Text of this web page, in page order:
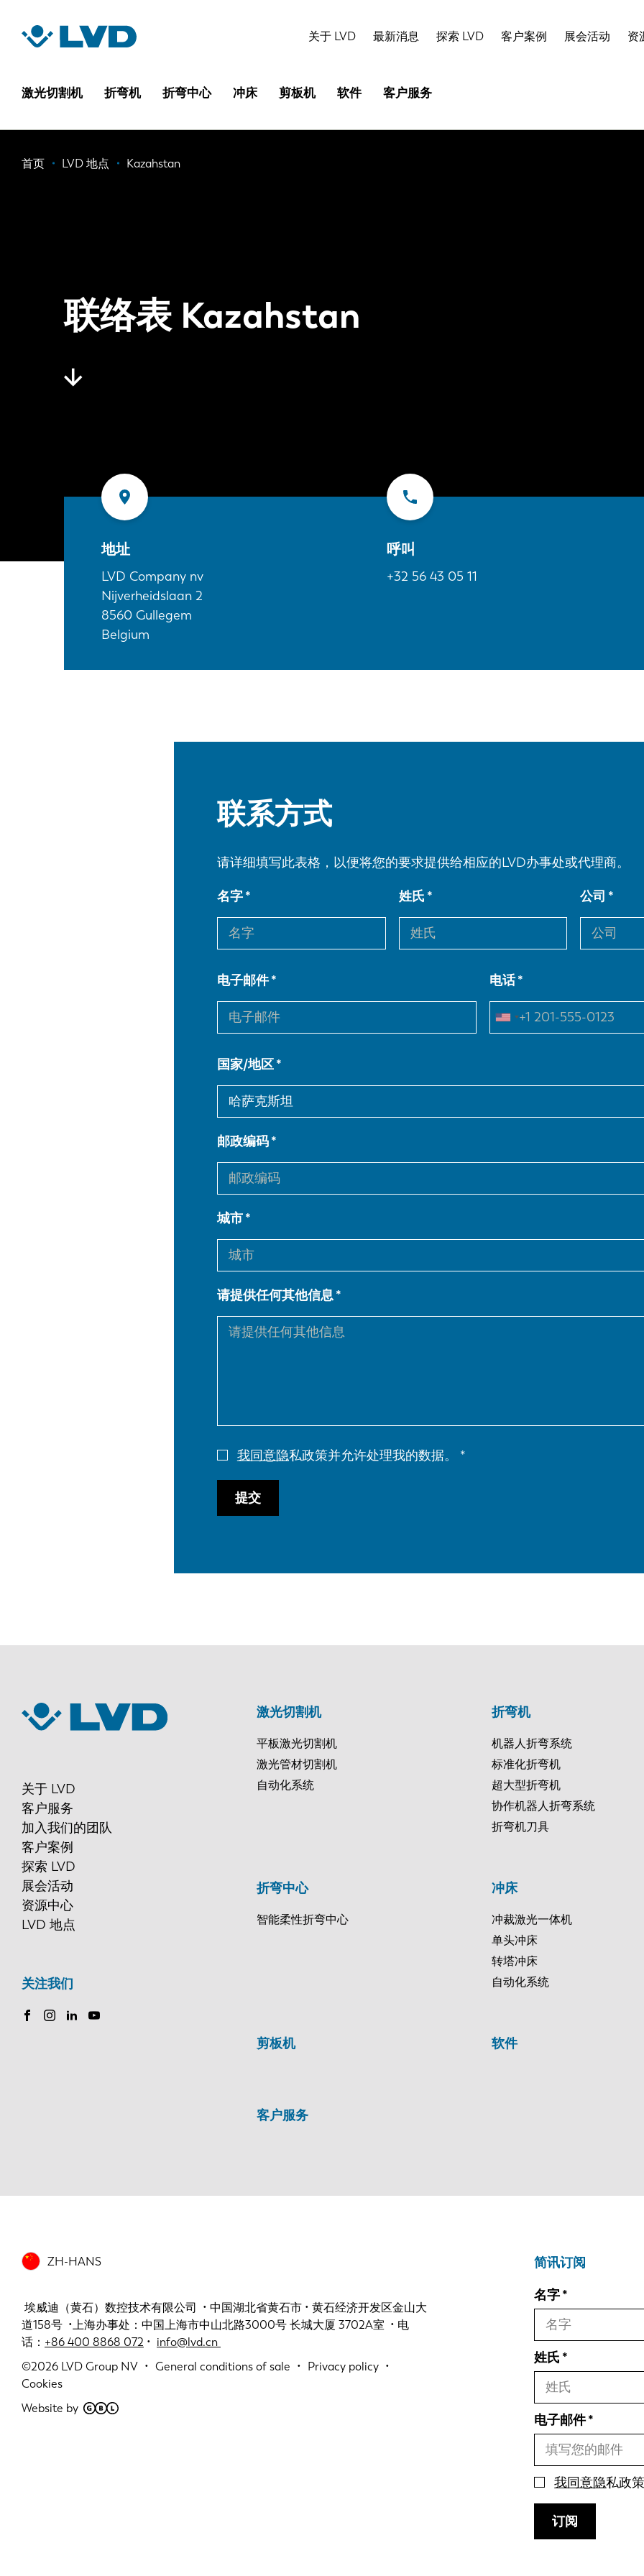
容
关于 LVD 最新消息 探索 LVD 客户案例 展会活动 资
激光切割机 折弯机 折弯中心 冲床 剪板机 软件 客户服务
面
首页 LVD 地点 Kazahstan
联络表 Kazahstan
地址
LVD Company nv
Nijverheidslaan 2
8560 Gullegem
Belgium
呼叫
+32 56 43 05 11
联系方式
请详细填写此表格，以便将您的要求提供给相应的LVD办事处或代理商。
名字 姓氏 公司
电子邮件 电话
国家/地区
邮政编码
城市
请提供任何其他信息
我同意隐私政策并允许处理我的数据。
提交
关于 LVD
客户服务
加入我们的团队
客户案例
探索 LVD
展会活动
资源中心
LVD 地点
关注我们
激光切割机
平板激光切割机
激光管材切割机
自动化系统
折弯机
机器人折弯系统
标准化折弯机
超大型折弯机
协作机器人折弯系统
折弯机刀具
折弯中心
智能柔性折弯中心
冲床
冲裁激光一体机
单头冲床
转塔冲床
自动化系统
剪板机 软件
客户服务
ZH-HANS
EN NL FR
DE IT ES
埃威迪（黄石）数控技术有限公司 • 中国湖北省黄石市 • 黄石经济开发区金山大
道158号 •上海办事处：中国上海市中山北路3000号 长城大厦 3702A室 • 电
话： +86 400 8868 072 • info@lvd.cn
©2026 LVD Group NV General conditions of sale
Privacy policy
Cookies
Website by
简讯订阅
名字
姓氏
电子邮件
我同意隐私政
订阅